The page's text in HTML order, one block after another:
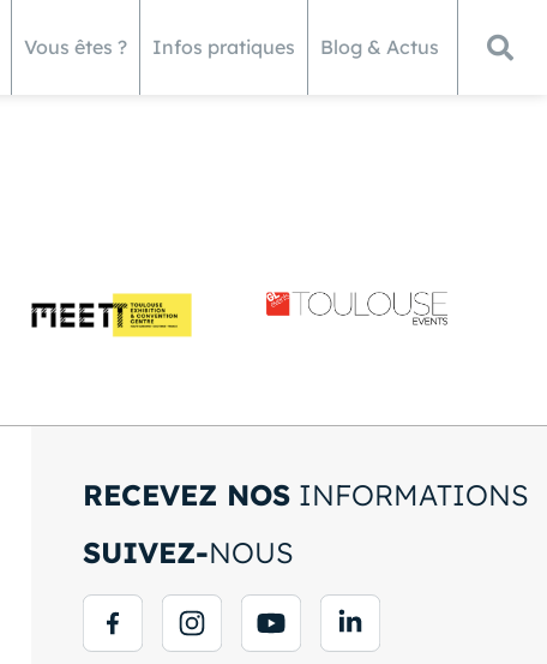
Vous êtes ? Infos pratiques Blog & Actus
RECEVEZ NOSINFORMATIONS
SUIVEZ-NOUS